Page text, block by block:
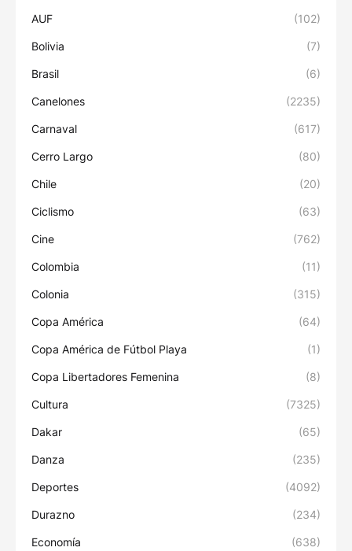
AUF (102)
Bolivia (7)
Brasil (6)
Canelones (2235)
Carnaval (617)
Cerro Largo (80)
Chile (20)
Ciclismo (63)
Cine (762)
Colombia (11)
Colonia (315)
Copa América (64)
Copa América de Fútbol Playa (1)
Copa Libertadores Femenina (8)
Cultura (7325)
Dakar (65)
Danza (235)
Deportes (4092)
Durazno (234)
Economía (638)